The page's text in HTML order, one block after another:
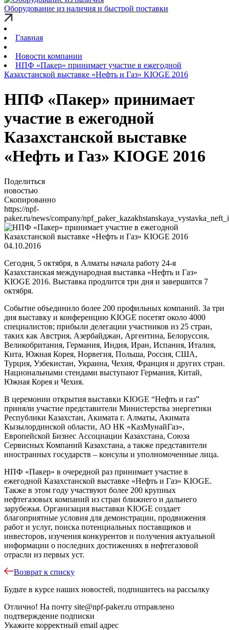
Оборудование из наличия и быстрой поставки
Главная
Новости компании
НПФ «Пакер» принимает участие в ежегодной
Казахстанской выставке «Нефть и Газ» KIOGE 2016
НПФ «Пакер» принимает
участие в ежегодной
Казахстанской выставке
«Нефть и Газ» KIOGE 2016
Поделиться
новостью
Скопированно
https://npf-
paker.ru/news/company/
04.10.2016
Сегодня, 5 октября, в Алматы начала работу 24-я
Казахстанская международная выставка «Нефть и Газ»
KIOGE 2016. Выставка продлится три дня и завершится 7
октября.
Событие объединило более 200 профильных компаний. За три
дня выставку и конференцию KIOGE посетят около 4000
специалистов; прибыли делегации участников из 25 стран,
таких как Австрия, Азербайджан, Аргентина, Белоруссия,
Великобритания, Германия, Индия, Иран, Испания, Италия,
Кита, Южная Корея, Норвегия, Польша, Россия, США,
Турция, Узбекистан, Украина, Чехия, Франция и других стран.
Национальными стендами выступают Германия, Китай,
Южная Корея и Чехия.
В церемонии открытия выставки KIOGE “Нефть и газ”
приняли участие представители Министерства энергетики
Республики Казахстан, Акимата г. Алматы, Акимата
Кызылординской области, АО НК «КазМунайГаз»,
Европейской Бизнес Ассоциации Казахстана, Союза
Сервисных Компаний Казахстана, а также представители
иностранных государств – консулы и уполномоченные лица.
НПФ «Пакер» в очередной раз принимает участие в
ежегодной Казахстанской выставке «Нефть и Газ» KIOGE.
Также в этом году участвуют более 200 крупных
нефтегазовых компаний из стран ближнего и дальнего
зарубежья. Организация выставки KIOGE создает
благоприятные условия для демонстрации, продвижения
работ и услуг, поиска потенциальных поставщиков и
инвесторов, изучения конкурентов и получения актуальной
информации о последних достижениях в нефтегазовой
отрасли из первых уст.
Возврат к списку
Будьте в курсе наших новостей, подпишитесь на рассылку
Отлично! На почту site@npf-paker.ru отправлено
подтверждение подписки
Укажите корректный email адрес